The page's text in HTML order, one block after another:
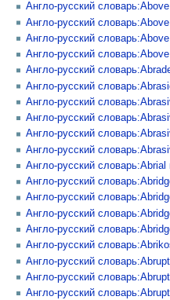
Англо-русский словарь:Above
Англо-русский
Англо-русский
Англо-русский
Англо-русский
Англо-русский
Англо-русский
Англо-русский
Англо-русский
Англо-русский
Англо-русский словарь:Abrial
Англо-русский
Англо-русский
Англо-русский
Англо-русский
Англо-русский
Англо-русский словарь:Abrupt
Англо-русский
Англо-русский